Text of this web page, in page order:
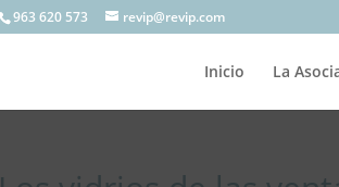
963 620 573 revip@revip.com
Inicio La